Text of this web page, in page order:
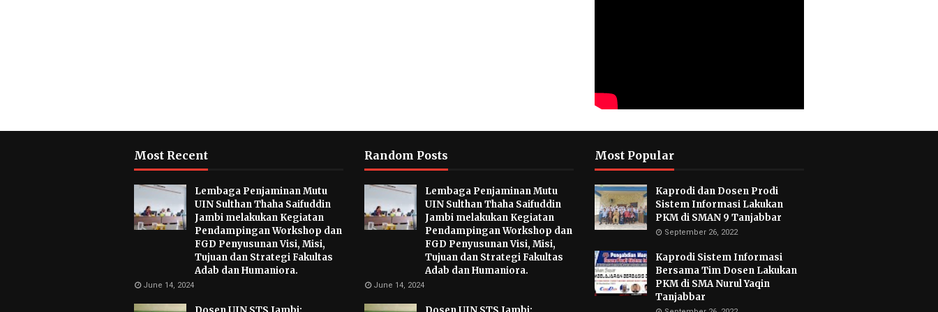
Most Recent
Lembaga Penjaminan Mutu
UIN Sulthan Thaha Saifuddin
Jambi melakukan Kegiatan
Pendampingan Workshop dan
FGD Penyusunan Visi, Misi,
Tujuan dan Strategi Fakultas
Adab dan Humaniora.
June 14, 2024
Random Posts
Lembaga Penjaminan Mutu
UIN Sulthan Thaha Saifuddin
Jambi melakukan Kegiatan
Pendampingan Workshop dan
FGD Penyusunan Visi, Misi,
Tujuan dan Strategi Fakultas
Adab dan Humaniora.
June 14, 2024
Most Popular
Kaprodi dan Dosen Prodi
Sistem Informasi Lakukan
PKM di SMAN 9 Tanjabbar
September 26, 2022
Kaprodi Sistem Informasi
Bersama Tim Dosen Lakukan
PKM di SMA Nurul Yaqin
Tanjabbar